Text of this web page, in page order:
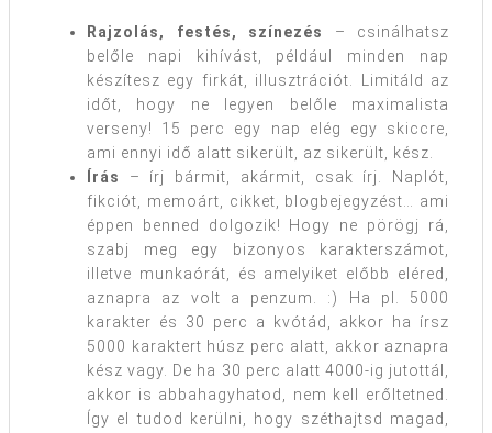
Rajzolás, festés, színezés
– csinálhatsz
belőle napi kihívást, például minden nap
készítesz egy firkát, illusztrációt. Limitáld az
időt, hogy ne legyen belőle maximalista
verseny! 15 perc egy nap elég egy skiccre,
ami ennyi idő alatt sikerült, az sikerült, kész.
Írás
– írj bármit, akármit, csak írj. Naplót,
fikciót, memoárt, cikket, blogbejegyzést… ami
éppen benned dolgozik! Hogy ne pörögj rá,
szabj meg egy bizonyos karakterszámot,
illetve munkaórát, és amelyiket előbb eléred,
aznapra az volt a penzum. :) Ha pl. 5000
karakter és 30 perc a kvótád, akkor ha írsz
5000 karaktert húsz perc alatt, akkor aznapra
kész vagy. De ha 30 perc alatt 4000-ig jutottál,
akkor is abbahagyhatod, nem kell erőltetned.
Így el tudod kerülni, hogy széthajtsd magad,